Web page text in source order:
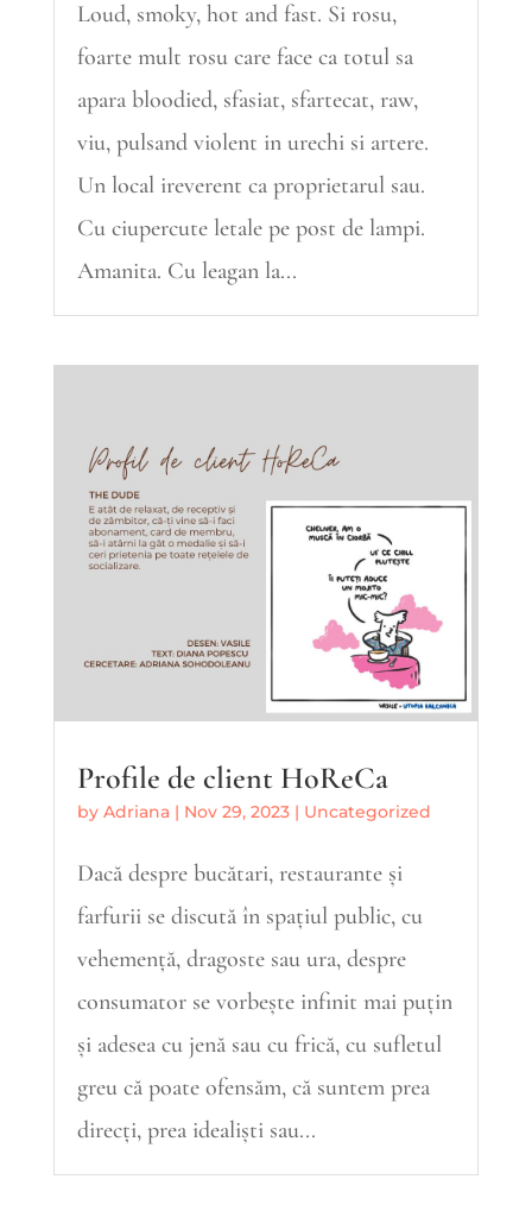
Loud, smoky, hot and fast. Si rosu,
foarte mult rosu care face ca totul sa
apara bloodied, sfasiat, sfartecat, raw,
viu, pulsand violent in urechi si artere.
Un local ireverent ca proprietarul sau.
Cu ciupercute letale pe post de lampi.
Amanita. Cu leagan la...
Profile de client HoReCa
by Adriana| Nov 29, 2023| Uncategorized
Dacă despre bucătari, restaurante și
farfurii se discută în spațiul public, cu
vehemență, dragoste sau ura, despre
consumator se vorbește infinit mai puțin
și adesea cu jenă sau cu frică, cu sufletul
greu că poate ofensăm, că suntem prea
direcți, prea idealiști sau...